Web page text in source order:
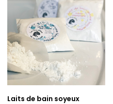
Laits de bain soyeux